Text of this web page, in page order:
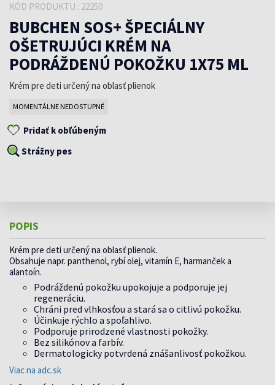
KÓD PRODUKTU : 22250
BUBCHEN SOS+ ŠPECIÁLNY
OŠETRUJÚCI KRÉM NA
PODRÁŽDENÚ POKOŽKU 1X75 ML
Krém pre deti určený na oblasť plienok
MOMENTÁLNE NEDOSTUPNÉ
Pridať k obľúbeným
Strážny pes
POPIS
Krém pre deti určený na oblasť plienok.
Obsahuje napr. panthenol, rybí olej, vitamín E, harmanček a
alantoín.
Podráždenú pokožku upokojuje a podporuje jej
regeneráciu.
Chráni pred vlhkosťou a stará sa o citlivú pokožku.
Účinkuje rýchlo a spoľahlivo.
Podporuje prirodzené vlastnosti pokožky.
Bez silikónov a farbív.
Dermatologicky potvrdená znášanlivosť pokožkou.
Viac na adc.sk